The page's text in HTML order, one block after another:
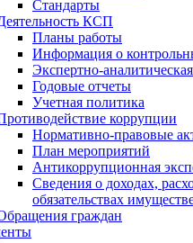
Стандарты
КСП
Планы работы
Информация о
Экспертно-
Годовые отчеты
Учетная политика
коррупции
Нормативно-правовые
План мероприятий
Антикоррупционная
Сведения о доходах,
обязательствах
граждан